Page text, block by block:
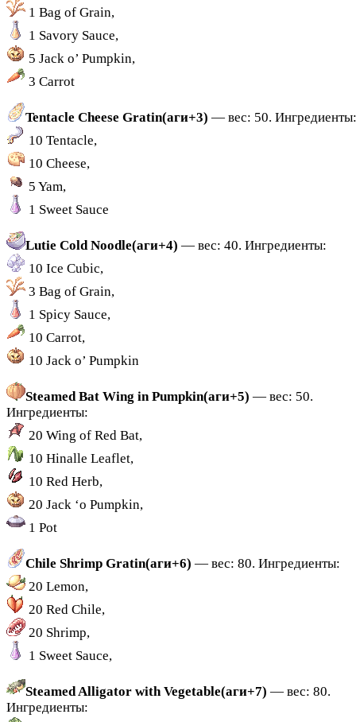
1 Bag of Grain,
1 Savory Sauce,
5 Jack o’ Pumpkin,
3 Carrot
Tentacle Cheese Gratin(аги+3) — вес: 50. Ингредиенты:
10 Tentacle,
10 Cheese,
5 Yam,
1 Sweet Sauce
Lutie Cold Noodle(аги+4) — вес: 40. Ингредиенты:
10 Ice Cubic,
3 Bag of Grain,
1 Spicy Sauce,
10 Carrot,
10 Jack o’ Pumpkin
Steamed Bat Wing in Pumpkin(аги+5) — вес: 50.
Ингредиенты:
20 Wing of Red Bat,
10 Hinalle Leaflet,
10 Red Herb,
20 Jack ‘o Pumpkin,
1 Pot
Chile Shrimp Gratin(аги+6) — вес: 80. Ингредиенты:
20 Lemon,
20 Red Chile,
20 Shrimp,
1 Sweet Sauce,
Steamed Alligator with Vegetable(аги+7) — вес: 80.
Ингредиенты: